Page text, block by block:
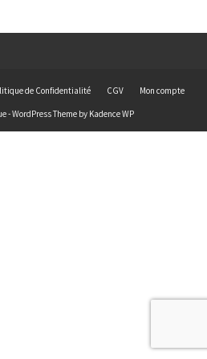
de Confidentialité CGV Mon compte
- WordPress Theme by Kadence WP